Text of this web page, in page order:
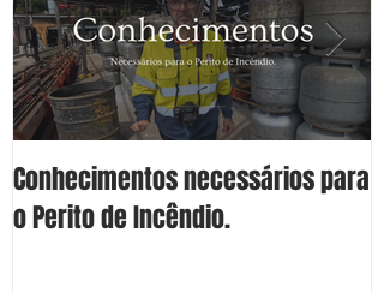
Conhecimentos necessários para
o Perito de Incêndio.